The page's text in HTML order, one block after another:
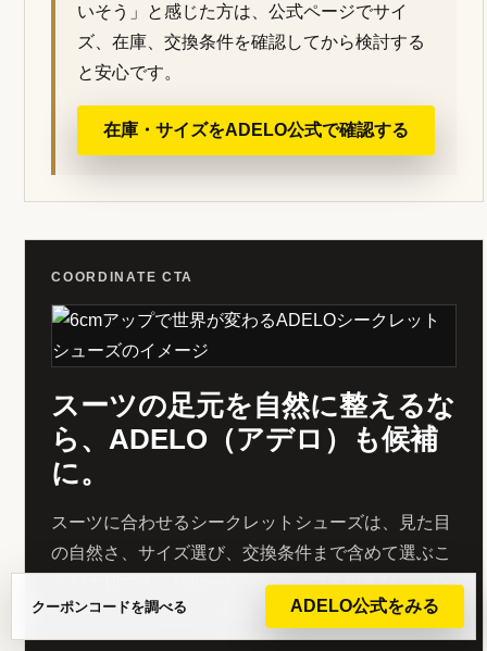
いそう」と感じた方は、公式ページでサイ
ズ、在庫、交換条件を確認してから検討する
と安心です。
在庫・サイズをADELO公式で確認する
COORDINATE CTA
スーツの足元を自然に整えるな
ら、ADELO（アデロ）も候補
に。
スーツに合わせるシークレットシューズは、見た目
の自然さ、サイズ選び、交換条件まで含めて選ぶこ
とが大切です。約6cmヒールアップを狙うなら、公
式でモデルとサイズを確認しましょう。
クーポンコードを調べる ADELO公式をみる